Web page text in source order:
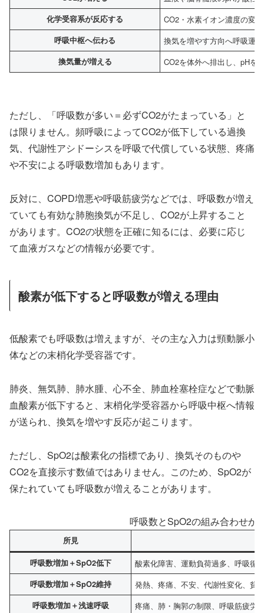
化学受容系が反応する CO2・水素イオン濃度の変
呼吸中枢へ伝わる 換気を増やす方向へ呼吸運
換気量が増える CO2を体外へ排出し、pHを
ただし、「呼吸数が多い＝必ずCO2がたまっている」と
は限りません。頻呼吸によってCO2が低下している過換
気、代謝性アシドーシスを呼吸で代償している状態、疼痛
や不安による呼吸数増加もあります。
反対に、COPD増悪や呼吸筋疲労などでは、呼吸数が増え
ていても有効な肺胞換気が不足し、CO2が上昇すること
があります。CO2の状態を正確に知るには、必要に応じ
て血液ガスなどの情報が必要です。
酸素が低下すると呼吸数が増える理由
低酸素でも呼吸数は増えますが、その主な入力は頸動脈小
体などの末梢化学受容器です。
肺炎、無気肺、肺水腫、心不全、肺血栓塞栓症などで動脈
血酸素が低下すると、末梢化学受容器から呼吸中枢へ情報
が送られ、換気を増やす反応が起こります。
ただし、SpO2は酸素化の指標であり、換気そのものや
CO2を直接示す数値ではありません。このため、SpO2が
保たれていても呼吸数が増えることがあります。
呼吸数とSpO2の組み合わせか
所見
呼吸数増加＋SpO2低下 酸素化障害、運動負荷過多、呼吸循
呼吸数増加＋SpO2維持 発熱、疼痛、不安、代謝性変化、貧
呼吸数増加＋浅速呼吸 疼痛、肺・胸郭の制限、呼吸筋疲労